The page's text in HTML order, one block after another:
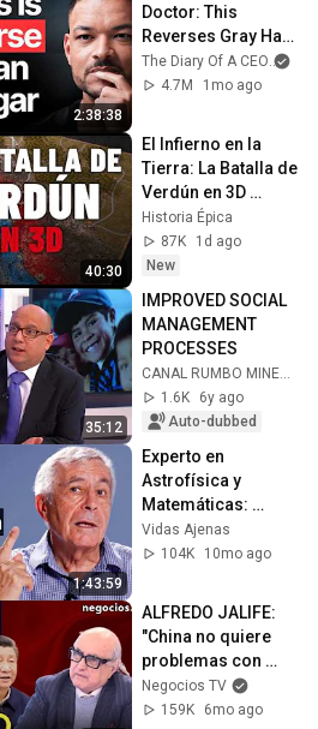
2:38:38
Doctor: This
Reverses Gray Hair,
Makes You Feel
Young Again &
The Diary Of A CEO
4.7M
1mo ago
40:30
El Infierno en la
Tierra: La Batalla de
Verdún en 3D
(Documental)
Historia Épica
87K
1d ago
New
35:12
IMPROVED SOCIAL
MANAGEMENT
PROCESSES
CANAL RUMBO MINERO
1.6K
6y ago
Auto-dubbed
1:43:59
Experto en
Astrofísica y
Matemáticas:
Lección Magistral
sobre el Universo |
Vidas Ajenas
104K
10mo ago
ALFREDO JALIFE:
"China no quiere
problemas con
EEUU, quiere
Taiwán"
Negocios TV
159K
6mo ago